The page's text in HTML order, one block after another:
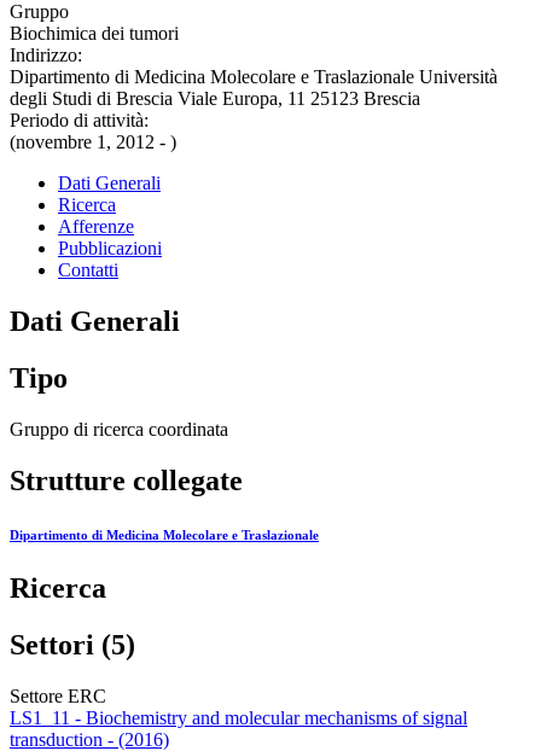
Gruppo
Biochimica dei tumori
Indirizzo:
Dipartimento di Medicina Molecolare e Traslazionale Università
degli Studi di Brescia Viale Europa, 11 25123 Brescia
Periodo di attività:
(novembre 1, 2012 - )
Dati Generali
Ricerca
Afferenze
Pubblicazioni
Contatti
Dati Generali
Tipo
Gruppo di ricerca coordinata
Strutture collegate
Dipartimento di Medicina Molecolare e Traslazionale
Ricerca
Settori (5)
Settore ERC
LS1_11 - Biochemistry and molecular mechanisms of signal
transduction - (2016)